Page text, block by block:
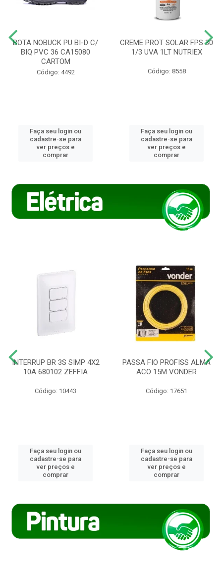
BOTA NOBUCK PU BI-D C/
BIQ PVC 36 CA15080
CARTOM
Código: 4492
Faça seu login ou
cadastre-se para
ver preços e
comprar
CREME PROT SOLAR FPS 30
1/3 UVA 1LT NUTRIEX
Código: 8558
Faça seu login ou
cadastre-se para
ver preços e
comprar
INTERRUP BR 3S SIMP 4X2
10A 680102 ZEFFIA
Código: 10443
Faça seu login ou
cadastre-se para
ver preços e
comprar
PASSA FIO PROFISS ALMA
ACO 15M VONDER
Código: 17651
Faça seu login ou
cadastre-se para
ver preços e
comprar